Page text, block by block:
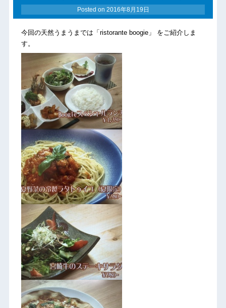
Posted on 2016年8月19日
今回の天然うまうまでは「ristorante boogie」 をご紹介しま
す。